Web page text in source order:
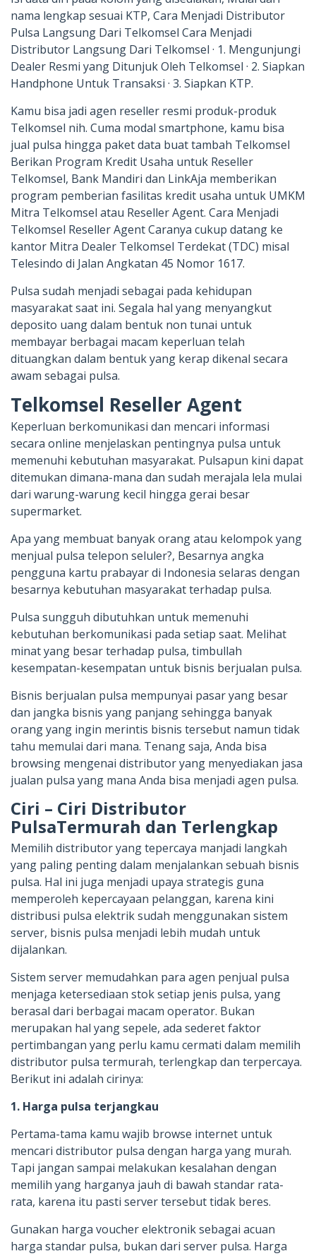
nama lengkap sesuai KTP, Cara Menjadi Distributor
Pulsa Langsung Dari Telkomsel Cara Menjadi
Distributor Langsung Dari Telkomsel · 1. Mengunjungi
Dealer Resmi yang Ditunjuk Oleh Telkomsel · 2. Siapkan
Handphone Untuk Transaksi · 3. Siapkan KTP.
Kamu bisa jadi agen reseller resmi produk-produk
Telkomsel nih. Cuma modal smartphone, kamu bisa
jual pulsa hingga paket data buat tambah Telkomsel
Berikan Program Kredit Usaha untuk Reseller
Telkomsel, Bank Mandiri dan LinkAja memberikan
program pemberian fasilitas kredit usaha untuk UMKM
Mitra Telkomsel atau Reseller Agent. Cara Menjadi
Telkomsel Reseller Agent Caranya cukup datang ke
kantor Mitra Dealer Telkomsel Terdekat (TDC) misal
Telesindo di Jalan Angkatan 45 Nomor 1617.
Pulsa sudah menjadi sebagai pada kehidupan
masyarakat saat ini. Segala hal yang menyangkut
deposito uang dalam bentuk non tunai untuk
membayar berbagai macam keperluan telah
dituangkan dalam bentuk yang kerap dikenal secara
awam sebagai pulsa.
Telkomsel Reseller Agent
Keperluan berkomunikasi dan mencari informasi
secara online menjelaskan pentingnya pulsa untuk
memenuhi kebutuhan masyarakat. Pulsapun kini dapat
ditemukan dimana-mana dan sudah merajala lela mulai
dari warung-warung kecil hingga gerai besar
supermarket.
Apa yang membuat banyak orang atau kelompok yang
menjual pulsa telepon seluler?, Besarnya angka
pengguna kartu prabayar di Indonesia selaras dengan
besarnya kebutuhan masyarakat terhadap pulsa.
Pulsa sungguh dibutuhkan untuk memenuhi
kebutuhan berkomunikasi pada setiap saat. Melihat
minat yang besar terhadap pulsa, timbullah
kesempatan-kesempatan untuk bisnis berjualan pulsa.
Bisnis berjualan pulsa mempunyai pasar yang besar
dan jangka bisnis yang panjang sehingga banyak
orang yang ingin merintis bisnis tersebut namun tidak
tahu memulai dari mana. Tenang saja, Anda bisa
browsing mengenai distributor yang menyediakan jasa
jualan pulsa yang mana Anda bisa menjadi agen pulsa.
Ciri – Ciri Distributor
PulsaTermurah dan Terlengkap
Memilih distributor yang tepercaya manjadi langkah
yang paling penting dalam menjalankan sebuah bisnis
pulsa. Hal ini juga menjadi upaya strategis guna
memperoleh kepercayaan pelanggan, karena kini
distribusi pulsa elektrik sudah menggunakan sistem
server, bisnis pulsa menjadi lebih mudah untuk
dijalankan.
Sistem server memudahkan para agen penjual pulsa
menjaga ketersediaan stok setiap jenis pulsa, yang
berasal dari berbagai macam operator. Bukan
merupakan hal yang sepele, ada sederet faktor
pertimbangan yang perlu kamu cermati dalam memilih
distributor pulsa termurah, terlengkap dan terpercaya.
Berikut ini adalah cirinya:
1. Harga pulsa terjangkau
Pertama-tama kamu wajib browse internet untuk
mencari distributor pulsa dengan harga yang murah.
Tapi jangan sampai melakukan kesalahan dengan
memilih yang harganya jauh di bawah standar rata-
rata, karena itu pasti server tersebut tidak beres.
Gunakan harga voucher elektronik sebagai acuan
harga standar pulsa, bukan dari server pulsa. Harga